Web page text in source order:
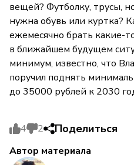
вещей? Футболку, трусы,
нужна обувь или куртка?
ежемесячно брать какие-
в ближайшем будущем
минимум, известно, что
поручил поднять
до 35000 рублей к 2030
4 2 Поделиться
Автор материала